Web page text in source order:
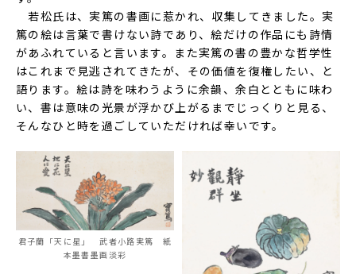
若松氏は、実篤の書画に惹かれ、収集してきました。実
篤の絵は言葉で書けない詩であり、絵だけの作品にも詩情
があふれていると言います。また実篤の書の豊かな哲学性
はこれまで見逃されてきたが、その価値を復権したい、と
語ります。絵は詩を味わうように余韻、余白とともに味わ
い、書は意味の光景が浮かび上がるまでじっくりと見る、
そんなひと時を過ごしていただければ幸いです。
君子蘭「天に星」 武者小路実篤 紙
本墨書墨画淡彩